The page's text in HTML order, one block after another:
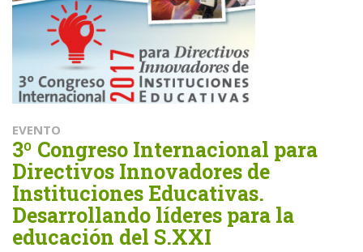
EVENTO
3º Congreso Internacional para
Directivos Innovadores de
Instituciones Educativas.
Desarrollando líderes para la
educación del S.XXI